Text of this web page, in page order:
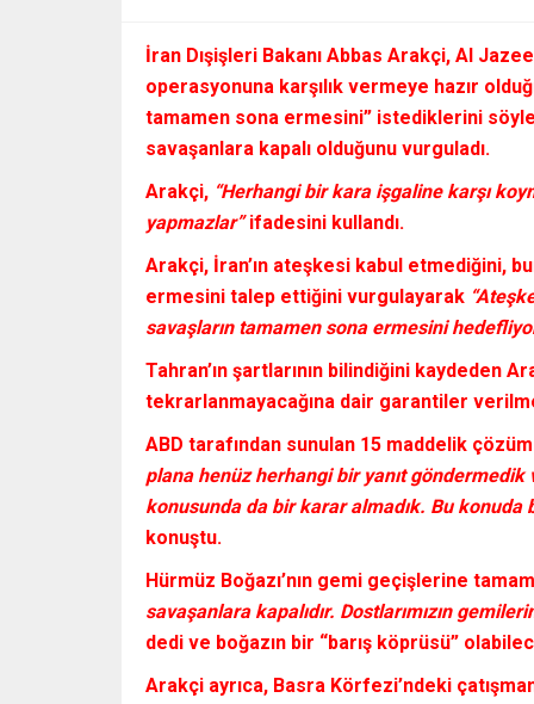
İran Dışişleri Bakanı Abbas Arakçi, Al
operasyonuna karşılık vermeye hazır
tamamen sona ermesini” istediklerini
savaşanlara kapalı olduğunu vurguladı.
Arakçi, “Herhangi bir kara işgaline karşı
yapmazlar”ifadesini kullandı.
Arakçi, İran’ın ateşkesi kabul etmediğini,
ermesini talep ettiğini vurgulayarak
savaşların tamamen sona ermesini
Tahran’ın şartlarının bilindiğini kaydeden
tekrarlanmayacağına dair garantiler
ABD tarafından sunulan 15 maddelik çözüm
plana henüz herhangi bir yanıt
konusunda da bir karar almadık. Bu konuda
konuştu.
Hürmüz Boğazı’nın gemi geçişlerine
savaşanlara kapalıdır. Dostlarımızın
dedi ve boğazın bir “barış köprüsü”
Arakçi ayrıca, Basra Körfezi’ndeki